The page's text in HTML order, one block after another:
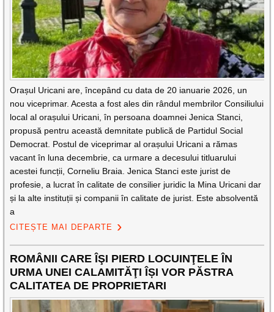
Orașul Uricani are, începând cu data de 20 ianuarie 2026, un
nou viceprimar. Acesta a fost ales din rândul membrilor Consiliului
local al orașului Uricani, în persoana doamnei Jenica Stanci,
propusă pentru această demnitate publică de Partidul Social
Democrat. Postul de viceprimar al orașului Uricani a rămas
vacant în luna decembrie, ca urmare a decesului titluarului
acestei funcții, Corneliu Braia. Jenica Stanci este jurist de
profesie, a lucrat în calitate de consilier juridic la Mina Uricani dar
și la alte instituții și companii în calitate de jurist. Este absolventă
a
CITEȘTE MAI DEPARTE
ROMÂNII CARE ÎŞI PIERD LOCUINŢELE ÎN
URMA UNEI CALAMITĂŢI ÎȘI VOR PĂSTRA
CALITATEA DE PROPRIETARI